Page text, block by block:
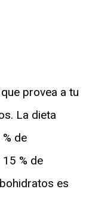
provea a tu
La dieta
de
% de
es